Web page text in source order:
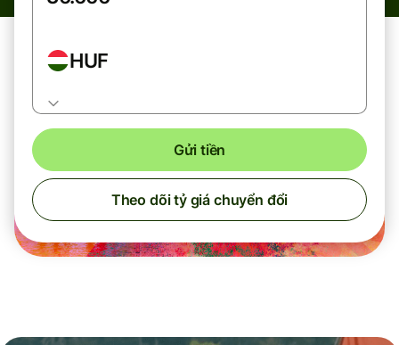
HUF
Gửi tiền
Theo dõi tỷ giá chuyển đổi